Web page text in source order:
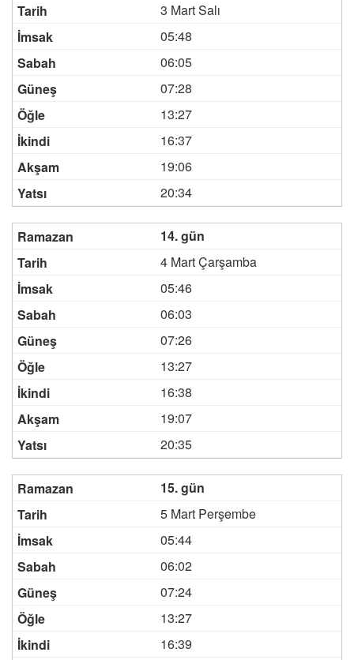
3 Mart Salı
05:48
06:05
07:28
13:27
16:37
19:06
20:34
14. gün
4 Mart Çarşamba
05:46
06:03
07:26
13:27
16:38
19:07
20:35
15. gün
5 Mart Perşembe
05:44
06:02
07:24
13:27
16:39